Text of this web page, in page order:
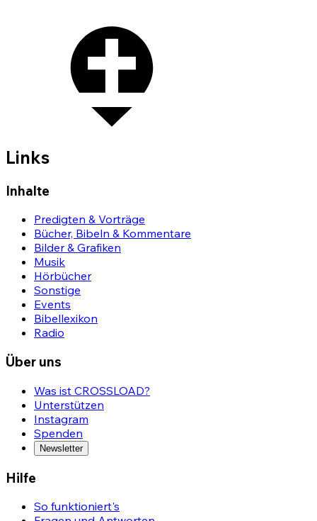
Links
Inhalte
Predigten & Vorträge
Bücher, Bibeln & Kommentare
Bilder & Grafiken
Musik
Hörbücher
Sonstige
Events
Bibellexikon
Radio
Über uns
Was ist CROSSLOAD?
Unterstützen
Instagram
Spenden
Newsletter
Hilfe
So funktioniert's